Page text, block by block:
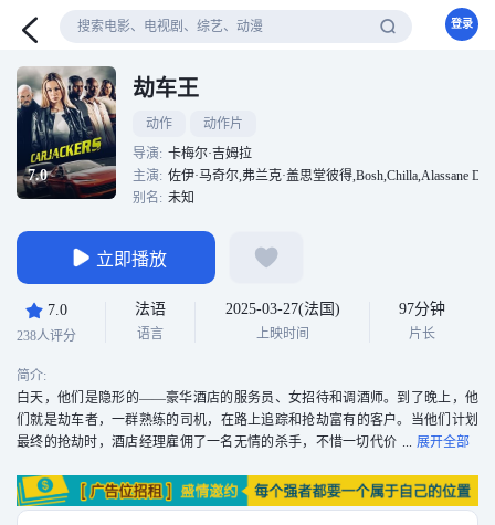
登录
7.0
劫车王
动作
动作片
导演: 卡梅尔·吉姆拉
主演: 佐伊·马奇尔,弗兰克·盖思堂彼得,Bosh,Chilla,Alassane
别名: 未知
立即播放
7.0
238人评分
法语
语言
2025-03-27(法国)
上映时间
97分钟
片长
简介:
白天，他们是隐形的——豪华酒店的服务员、女招待和调酒师。到了晚上，他
们就是劫车者，一群熟练的司机，在路上追踪和抢劫富有的客户。当他们计划
最终的抢劫时，酒店经理雇佣了一名无情的杀手，不惜一切代价
最大的成绩吗？